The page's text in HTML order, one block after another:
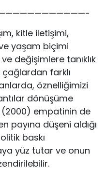
kitle iletişimi,
yaşam biçimi
değişimlere tanıklık
farklı
öznelliğimizi
dönüşüme
(2000) empatinin de
payına düşeni aldığı
baskı
yüz tutar ve onun